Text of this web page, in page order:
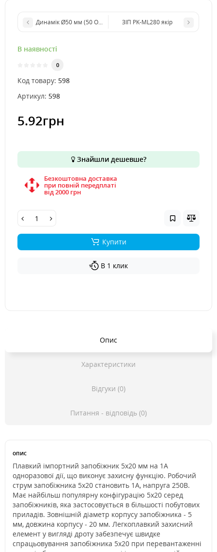
Динамік Ø50 мм (50 Ом, 0.5 Вт)ЗІП PK-ML280 якір
В наявності
0
Код товару: 598
Артикул: 598
5.92грн
Знайшли дешевше?
Безкоштовна доставка
при повній передплаті
вiд 2000 грн
Купити
В 1 клик
Опис
Характеристики
Відгуки (0)
Питання - відповідь (0)
опис
Плавкий імпортний запобіжник 5х20 мм на 1А
одноразової дії, що виконує захисну функцію. Робочий
струм запобіжника 5х20 становить 1А, напруга 250В.
Має найбільш популярну конфігурацію 5х20 серед
запобіжників, яка застосовується в більшості побутових
приладів. Зовнішній діаметр корпусу запобіжника - 5
мм, довжина корпусу - 20 мм. Легкоплавкий захисний
елемент у вигляді дроту забезпечує швидке
спрацьовування запобіжника 5x20 при перевантаженні